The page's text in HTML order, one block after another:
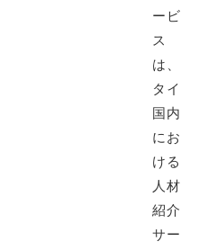
ービ
ス
は、
タイ
国内
にお
ける
人材
紹介
サー